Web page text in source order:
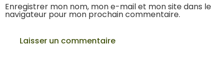
Enregistrer mon nom, mon e-mail et mon site dans le
navigateur pour mon prochain commentaire.